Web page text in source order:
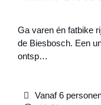
Ga varen én fatbike
de Biesbosch. Een
ontsp…
Vanaf 6